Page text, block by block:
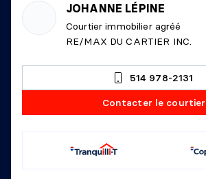
JOHANNE LÉPINE
Courtier immobilier agréé
RE/MAX DU CARTIER INC.
514 978-2131
Contacter le courtier